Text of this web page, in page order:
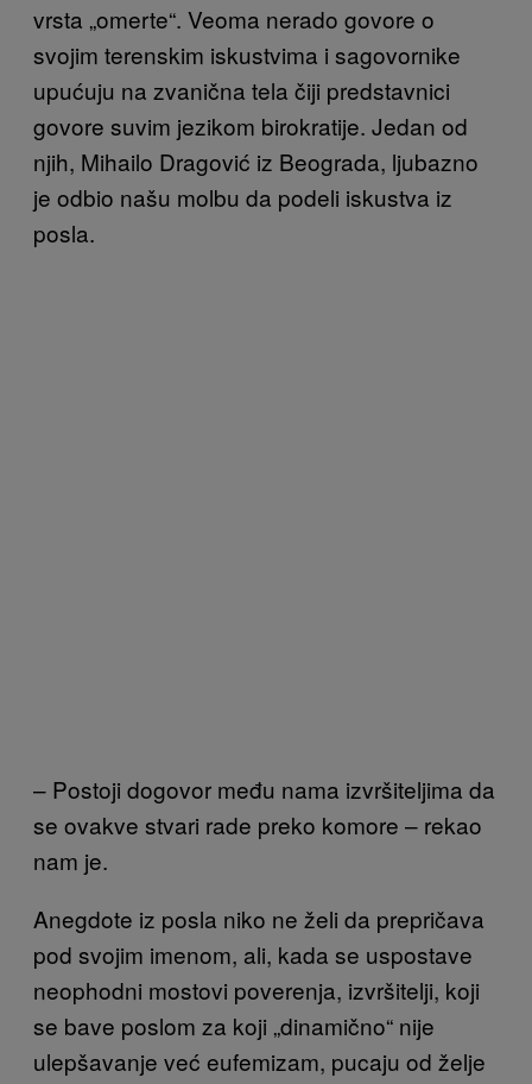
vrsta „omerte“. Veoma nerado govore o
svojim terenskim iskustvima i sagovornike
upućuju na zvanična tela čiji predstavnici
govore suvim jezikom birokratije. Jedan od
njih, Mihailo Dragović iz Beograda, ljubazno
je odbio našu molbu da podeli iskustva iz
posla.
– Postoji dogovor među nama izvršiteljima da
se ovakve stvari rade preko komore – rekao
nam je.
Anegdote iz posla niko ne želi da prepričava
pod svojim imenom, ali, kada se uspostave
neophodni mostovi poverenja, izvršitelji, koji
se bave poslom za koji „dinamično“ nije
ulepšavanje već eufemizam, pucaju od želje